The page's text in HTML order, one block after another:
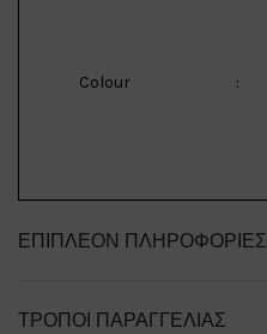
Colour :
ΕΠΙΠΛΈΟΝ ΠΛΗΡΟΦΟΡΊΕΣ
ΤΡΌΠΟΙ ΠΑΡΑΓΓΕΛΊΑΣ